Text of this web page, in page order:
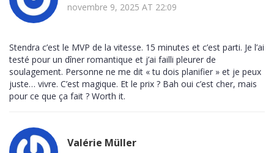
novembre 9, 2025 AT 22:09
Stendra c’est le MVP de la vitesse. 15 minutes et c’est parti. Je l’ai
testé pour un dîner romantique et j’ai failli pleurer de
soulagement. Personne ne me dit « tu dois planifier » et je peux
juste… vivre. C’est magique. Et le prix ? Bah oui c’est cher, mais
pour ce que ça fait ? Worth it.
Valérie Müller